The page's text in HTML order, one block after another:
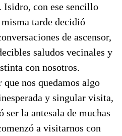
Isidro, con ese sencillo
tarde decidió
de ascensor,
saludos vecinales y
con nosotros.
nos quedamos algo
y singular visita,
ser la antesala de muchas
a visitarnos con